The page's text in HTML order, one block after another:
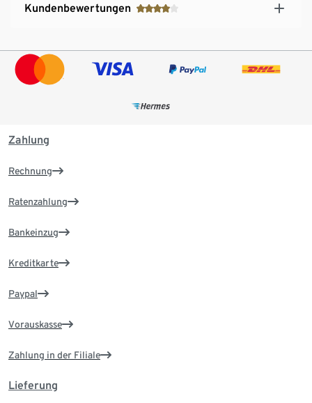
Kundenbewertungen
Zahlung
Rechnung
Ratenzahlung
Bankeinzug
Kreditkarte
Paypal
Vorauskasse
Zahlung in der Filiale
Lieferung